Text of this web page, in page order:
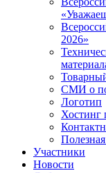
2026»
СМИ о
Логотип
Хостинг
Участники
Новости